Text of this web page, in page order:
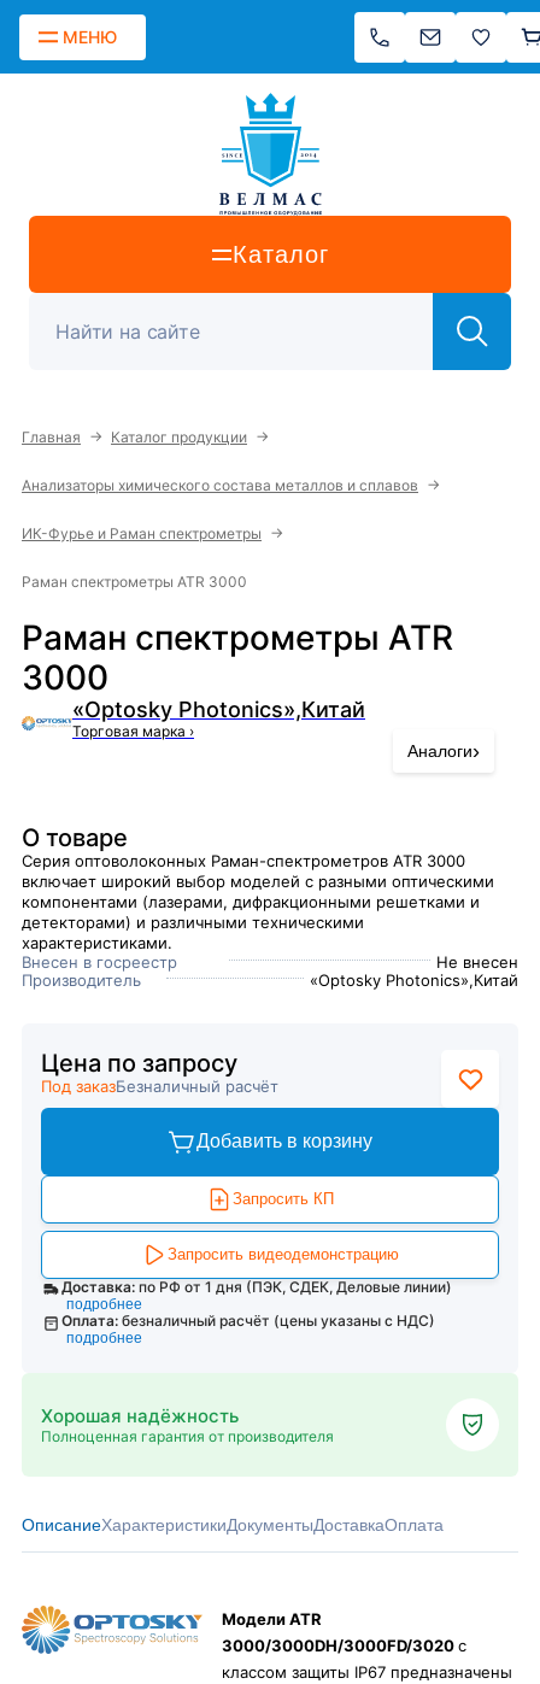
МЕНЮ
Каталог
Главная → Каталог продукции →
Анализаторы химического состава металлов и сплавов →
ИК-Фурье и Раман спектрометры →
Раман спектрометры ATR 3000
Раман спектрометры ATR
3000
«Optosky Photonics»,Китай
Торговая марка ›
Аналоги›
О товаре
Серия оптоволоконных Раман-спектрометров ATR 3000
включает широкий выбор моделей с разными оптическими
компонентами (лазерами, дифракционными решетками и
детекторами) и различными техническими
характеристиками.
Внесен в госреестр
Не внесен
Производитель
«Optosky Photonics»,Китай
Цена по запросу
Под заказБезналичный расчёт
Добавить в корзину
Запросить КП
Запросить видеодемонстрацию
Доставка: по РФ от 1 дня (ПЭК, СДЕК, Деловые линии)
подробнее
Оплата: безналичный расчёт (цены указаны с НДС)
подробнее
Хорошая надёжность
Полноценная гарантия от производителя
ОписаниеХарактеристикиДокументыДоставкаОплата
Модели ATR
3000/3000DH/3000FD/3020с
классом защиты IP67 предназначены